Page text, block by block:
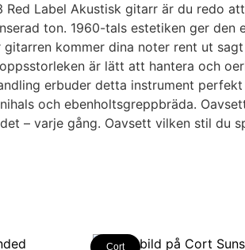
Red Label Akustisk gitarr är du redo
ton. 1960-tals estetiken ger
gitarren kommer dina noter rent ut
är lätt att hantera och
erbuder detta instrument
och ebenholtsgreppbräda.
– varje gång. Oavsett vilken stil du
Cort